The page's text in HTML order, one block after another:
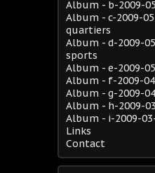
Album - b-2009-
Album - c-2009-
quartiers
Album - d-2009-
sports
Album - e-2009-
Album - f-2009-
Album - g-2009-
Album - h-2009-
Album - i-2009-
Links
Contact